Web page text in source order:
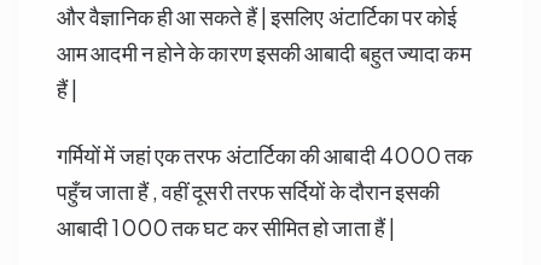
और वैज्ञानिक ही आ सकते हैं | इसलिए अंटार्टिका पर कोई
आम आदमी न होने के कारण इसकी आबादी बहुत ज्यादा कम
हैं |
गर्मियों में जहां एक तरफ अंटार्टिका की आबादी 4000 तक
पहुँच जाता हैं , वहीं दूसरी तरफ सर्दियों के दौरान इसकी
आबादी 1000 तक घट कर सीमित हो जाता हैं |